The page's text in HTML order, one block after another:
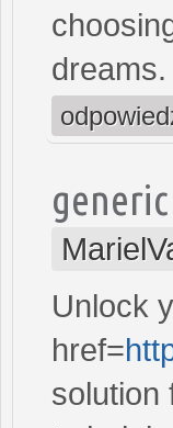
dreams.
Unlock
href=
solution